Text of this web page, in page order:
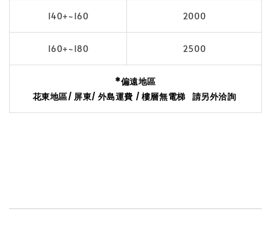
140+~160 2000
160+~180 2500
*偏遠地區
花東地區/ 屏東/ 外島運費 / 樓層無電梯 請另外洽詢